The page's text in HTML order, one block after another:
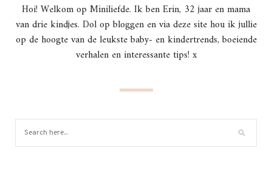
Hoi! Welkom op Miniliefde. Ik ben Erin, 32 jaar en mama
van drie kindjes. Dol op bloggen en via deze site hou ik jullie
op de hoogte van de leukste baby- en kindertrends, boeiende
verhalen en interessante tips! x